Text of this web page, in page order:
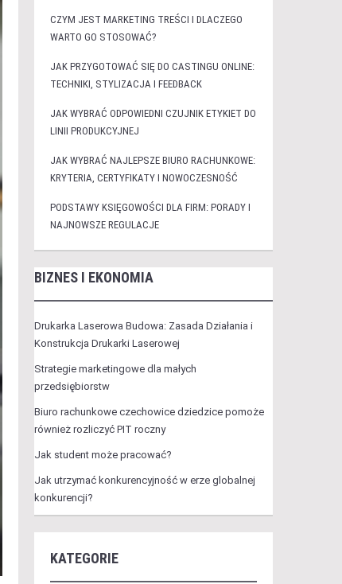
CZYM JEST MARKETING TREŚCI I DLACZEGO
WARTO GO STOSOWAĆ?
JAK PRZYGOTOWAĆ SIĘ DO CASTINGU ONLINE:
TECHNIKI, STYLIZACJA I FEEDBACK
JAK WYBRAĆ ODPOWIEDNI CZUJNIK ETYKIET DO
LINII PRODUKCYJNEJ
JAK WYBRAĆ NAJLEPSZE BIURO RACHUNKOWE:
KRYTERIA, CERTYFIKATY I NOWOCZESNOŚĆ
PODSTAWY KSIĘGOWOŚCI DLA FIRM: PORADY I
NAJNOWSZE REGULACJE
BIZNES I EKONOMIA
Drukarka Laserowa Budowa: Zasada Działania i
Konstrukcja Drukarki Laserowej
Strategie marketingowe dla małych
przedsiębiorstw
Biuro rachunkowe czechowice dziedzice pomoże
również rozliczyć PIT roczny
Jak student może pracować?
Jak utrzymać konkurencyjność w erze globalnej
konkurencji?
KATEGORIE